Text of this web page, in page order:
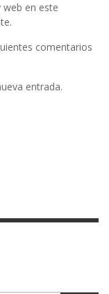
en este
comentarios
entrada.